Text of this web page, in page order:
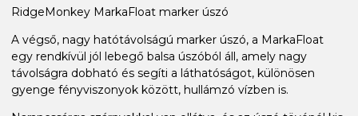
RidgeMonkey MarkaFloat marker úszó
A végső, nagy hatótávolságú marker úszó, a MarkaFloat
egy rendkívül jól lebegő balsa úszóból áll, amely nagy
távolságra dobható és segíti a láthatóságot, különösen
gyenge fényviszonyok között, hullámzó vízben is.